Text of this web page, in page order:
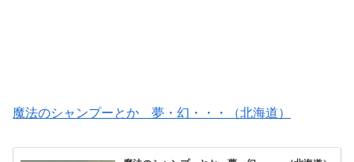
魔法のシャンプーとか 夢・幻・・・（北海道）